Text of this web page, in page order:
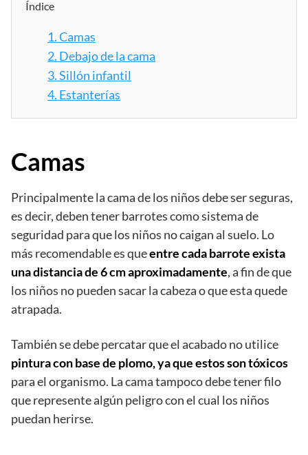
Índice
1.Camas
2. Debajo de la cama
3.Sillón infantil
4. Estanterías
Camas
Principalmente la cama de los niños debe ser seguras,
es decir, deben tener barrotes como sistema de
seguridad para que los niños no caigan al suelo. Lo
más recomendable es queentre cada barrote exista
una distancia de 6 cm aproximadamente, a fin de que
los niños no pueden sacar la cabeza o que esta quede
atrapada.
También se debe percatar que el acabado no utilice
pintura con base de plomo, ya que estos son tóxicos
para el organismo. La cama tampoco debe tener filo
que represente algún peligro con el cual los niños
puedan herirse.